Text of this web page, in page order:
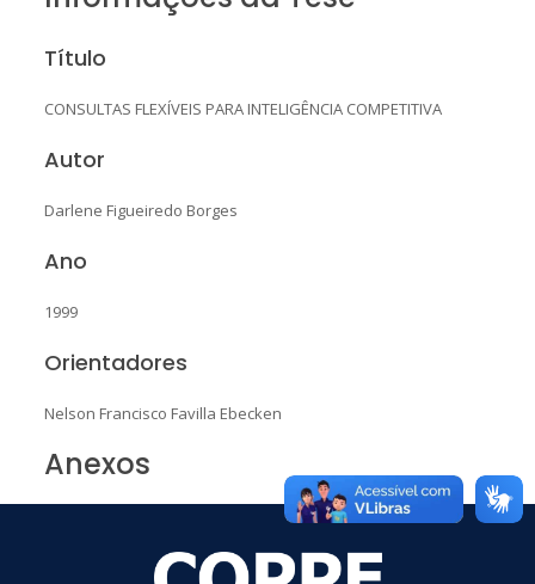
Título
CONSULTAS FLEXÍVEIS PARA INTELIGÊNCIA COMPETITIVA
Autor
Darlene Figueiredo Borges
Ano
1999
Orientadores
Nelson Francisco Favilla Ebecken
Anexos